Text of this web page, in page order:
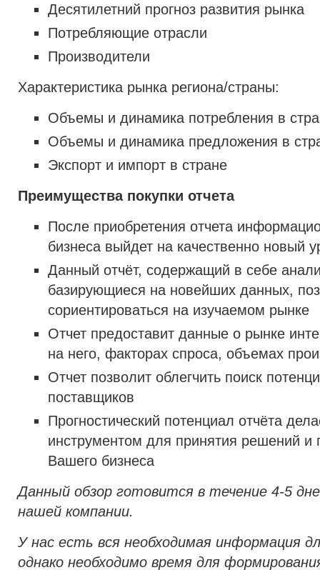
Десятилетний прогноз развития рынка
Потребляющие отрасли
Производители
Характеристика рынка региона/страны:
Объемы и динамика потребления в
Объемы и динамика предложения в
Экспорт и импорт в стране
Преимущества покупки отчета
После приобретения отчета
бизнеса выйдет на качественно новый
Данный отчёт, содержащий в себе
базирующиеся на новейших данных,
сориентироваться на изучаемом рынке
Отчет предоставит данные о рынке
на него, факторах спроса, объемах
Отчет позволит облегчить поиск
поставщиков
Прогностический потенциал отчёта
инструментом для принятия решений и
Вашего бизнеса
Данный обзор готовится в течение 4-5
нашей компании.
У нас есть вся необходимая информация
однако необходимо время для